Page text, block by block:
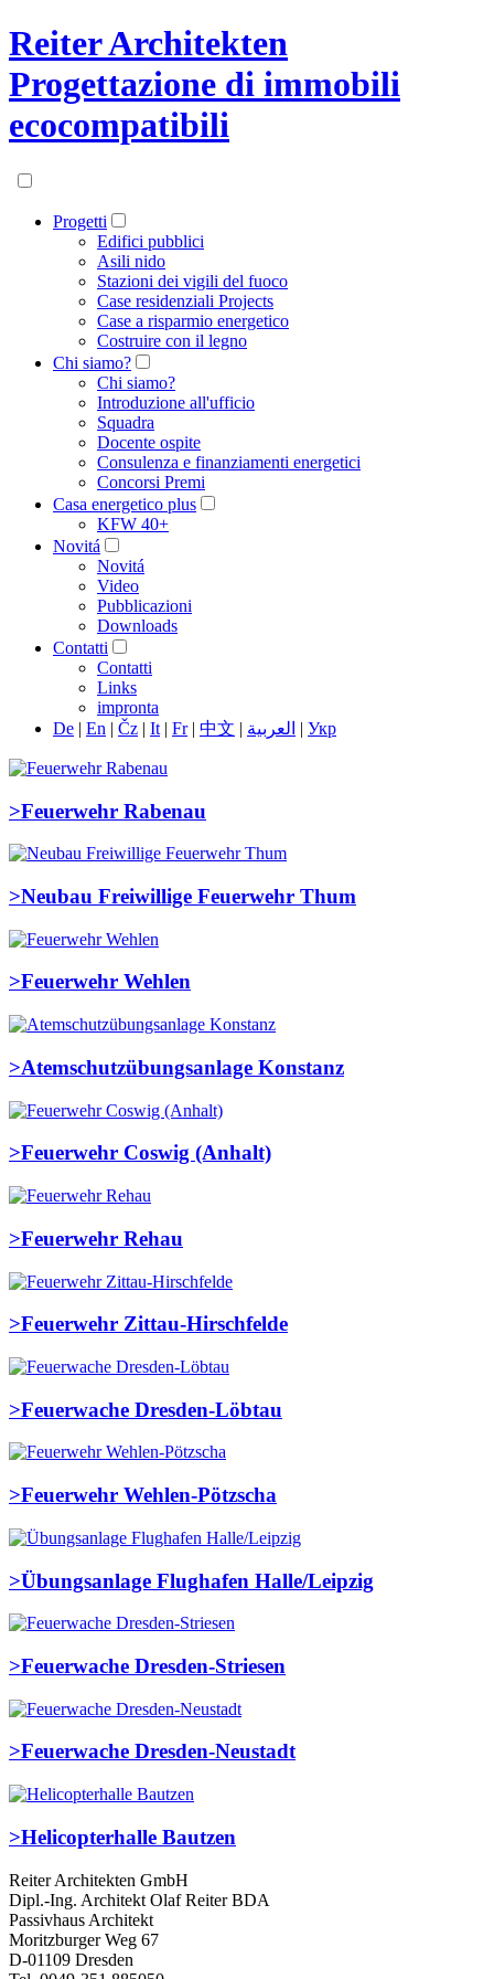
Reiter Architekten
Progettazione di immobili
ecocompatibili
Progetti
Edifici pubblici
Asili nido
Stazioni dei vigili del fuoco
Case residenziali Projects
Case a risparmio energetico
Costruire con il legno
Chi siamo?
Chi siamo?
Introduzione all'ufficio
Squadra
Docente ospite
Consulenza e finanziamenti energetici
Concorsi Premi
Casa energetico plus
KFW 40+
Novitá
Novitá
Video
Pubblicazioni
Downloads
Contatti
Contatti
Links
impronta
De | En | Čz | It | Fr| 中文 | العربية | Укр
>Feuerwehr Rabenau
>Neubau Freiwillige Feuerwehr Thum
>Feuerwehr Wehlen
>Atemschutzübungsanlage Konstanz
>Feuerwehr Coswig (Anhalt)
>Feuerwehr Rehau
>Feuerwehr Zittau-Hirschfelde
>Feuerwache Dresden-Löbtau
>Feuerwehr Wehlen-Pötzscha
>Übungsanlage Flughafen Halle/Leipzig
>Feuerwache Dresden-Striesen
>Feuerwache Dresden-Neustadt
>Helicopterhalle Bautzen
Reiter Architekten GmbH
Dipl.-Ing. Architekt Olaf Reiter BDA
Passivhaus Architekt
Moritzburger Weg 67
D-01109 Dresden